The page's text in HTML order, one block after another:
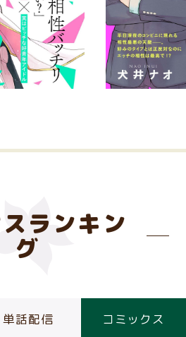
グ
単話配信 コミックス